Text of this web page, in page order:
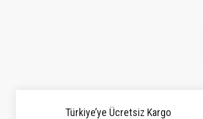
Türkiye’ye Ücretsiz Kargo